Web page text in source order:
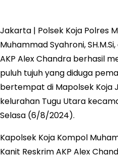
Jakarta | Polsek Koja Polres
Muhammad Syahroni,
AKP Alex Chandra berhasil
puluh tujuh yang diduga
bertempat di Mapolsek Koja
kelurahan Tugu Utara
Selasa (6/8/2024).
Kapolsek Koja Kompol
Kanit Reskrim AKP Alex